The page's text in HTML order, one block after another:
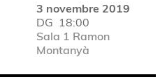
3 novembre 2019
DG 18:00
Sala 1 Ramon
Montanyà